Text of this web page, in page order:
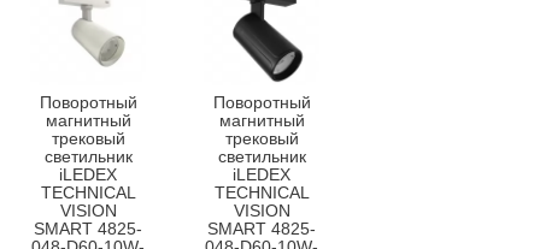
Поворотный
магнитный
трековый
светильник
iLEDEX
TECHNICAL
VISION
SMART 4825-
Поворотный
магнитный
трековый
светильник
iLEDEX
TECHNICAL
VISION
SMART 4825-